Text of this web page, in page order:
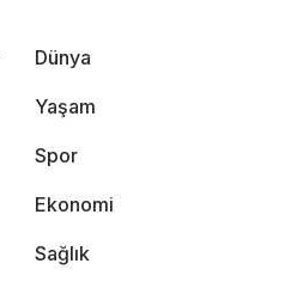
Dünya
Yaşam
Spor
Ekonomi
Sağlık